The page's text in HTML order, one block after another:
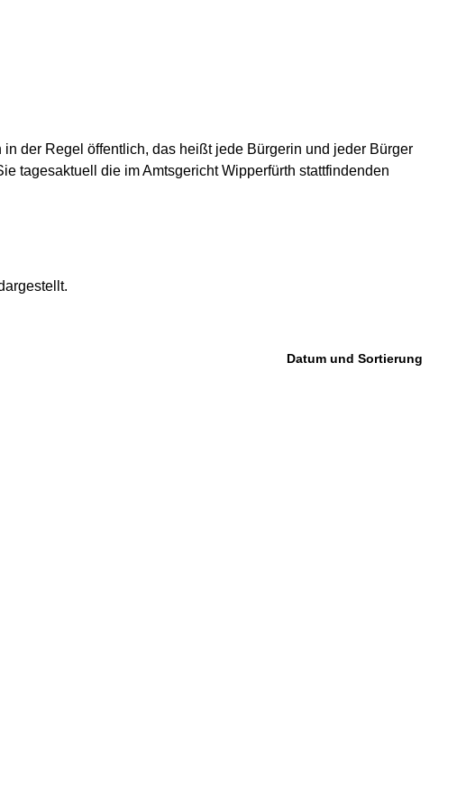
der Regel öffentlich, das heißt jede Bürgerin und jeder Bürger
tagesaktuell die im Amtsgericht Wipperfürth stattfindenden
Datum und Sortierung